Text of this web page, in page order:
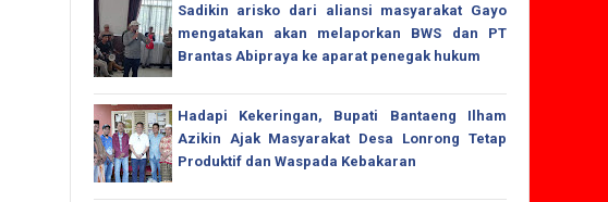
Sadikin arisko dari aliansi masyarakat Gayo
mengatakan akan melaporkan BWS dan PT
Brantas Abipraya ke aparat penegak hukum
Hadapi Kekeringan, Bupati Bantaeng Ilham
Azikin Ajak Masyarakat Desa Lonrong Tetap
Produktif dan Waspada Kebakaran